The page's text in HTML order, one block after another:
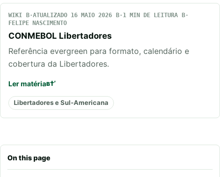
On this page
WIKI ATUALIZADO 16 MAIO 2026
1 MIN DE LEITURA
FELIPE NASCIMENTO
CONMEBOL Libertadores
Referência evergreen para formato, calendário e
cobertura da Libertadores.
Ler matéria
Libertadores e Sul-Americana